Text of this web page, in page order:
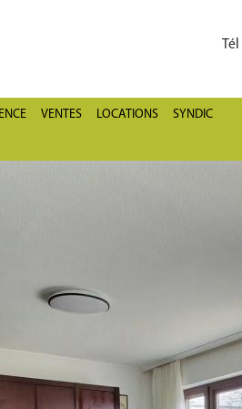
Tél
VENTES LOCATIONS SYNDIC